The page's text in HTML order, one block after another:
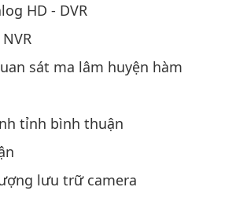
HD - DVR
sát ma lâm huyện hàm
tỉnh bình thuận
lưu trữ camera